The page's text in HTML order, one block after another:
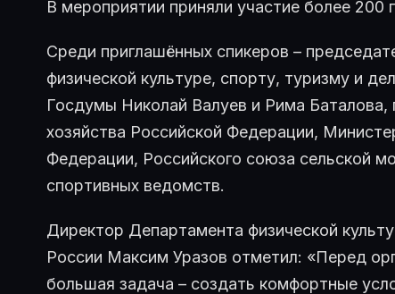
В мероприятии приняли участие более 200
Среди приглашённых спикеров –
физической культуре, спорту, туризму и
Госдумы Николай Валуев и Рима Баталова,
хозяйства Российской Федерации,
Федерации, Российского союза сельской
спортивных ведомств.
Директор Департамента физической
России Максим Уразов отметил: «Перед
большая задача – создать комфортные